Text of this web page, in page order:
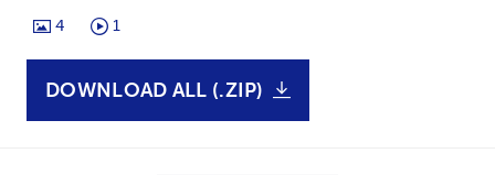
4 1
DOWNLOAD ALL (.ZIP)